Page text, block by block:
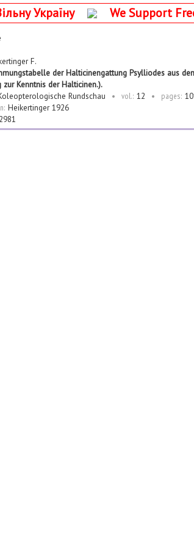
Україну We Support
F.
der Halticinengattung Psylliodes aus
zur Kenntnis der Halticinen.).
Rundschau • vol.: 12 • pages:
Heikertinger 1926
2981